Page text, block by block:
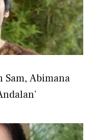
Sam, Abimana